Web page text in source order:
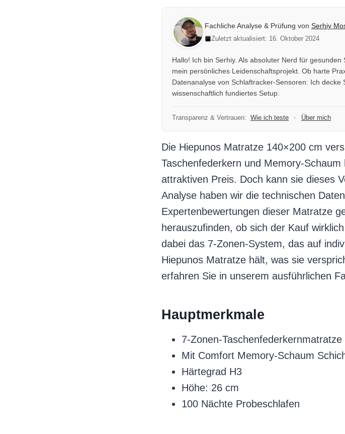
Fachliche Analyse & Prüfung von Serhiy
Zuletzt aktualisiert: 16. Oktober 2024
Hallo! Ich bin Serhiy. Als absoluter Nerd für
mein persönliches Leidenschaftsprojekt. Ob harte
Datenanalyse von Schlaftracker-Sensoren: Ich decke
wissenschaftlich fundiertes Setup.
Transparenz & Vertrauen: Wie ich teste • Über mich
Die Hiepunos Matratze 140×200 cm
Taschenfederkern und Memory-
attraktiven Preis. Doch kann sie dieses
Analyse haben wir die technischen
Expertenbewertungen dieser Matratze
herauszufinden, ob sich der Kauf
dabei das 7-Zonen-System, das auf
Hiepunos Matratze hält, was sie
erfahren Sie in unserem ausführlichen
Hauptmerkmale
7-Zonen-Taschenfederkernmatratze
Mit Comfort Memory-Schaum
Härtegrad H3
Höhe: 26 cm
100 Nächte Probeschlafen